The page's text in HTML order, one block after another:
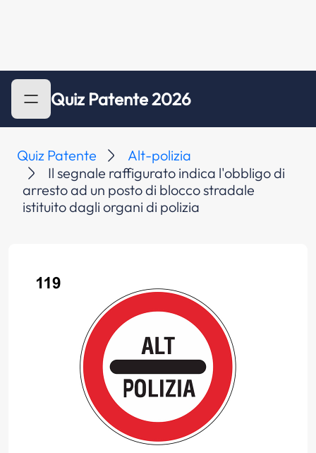
Quiz Patente 2026
Quiz Patente
Alt-polizia
Il segnale raffigurato indica l'obbligo di
arresto ad un posto di blocco stradale
istituito dagli organi di polizia